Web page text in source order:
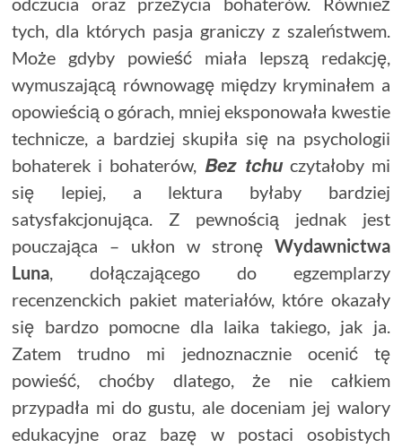
tych, dla których pasja graniczy z szaleństwem.
Może gdyby powieść miała lepszą redakcję,
wymuszającą równowagę między kryminałem a
opowieścią o górach, mniej eksponowała kwestie
technicze, a bardziej skupiła się na psychologii
bohaterek i bohaterów, Bez tchuczytałoby mi
się lepiej, a lektura byłaby bardziej
satysfakcjonująca. Z pewnością jednak jest
pouczająca – ukłon w stronę Wydawnictwa
Luna, dołączającego do egzemplarzy
recenzenckich pakiet materiałów, które okazały
się bardzo pomocne dla laika takiego, jak ja.
Zatem trudno mi jednoznacznie ocenić tę
powieść, choćby dlatego, że nie całkiem
przypadła mi do gustu, ale doceniam jej walory
edukacyjne oraz bazę w postaci osobistych